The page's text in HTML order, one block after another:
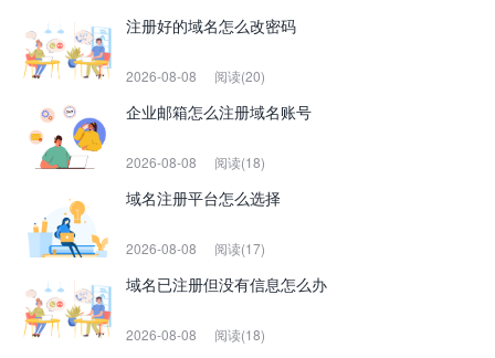
注册好的域名怎么改密码
2026-08-08 阅读(20)
企业邮箱怎么注册域名账号
2026-08-08 阅读(18)
域名注册平台怎么选择
2026-08-08 阅读(17)
域名已注册但没有信息怎么办
2026-08-08 阅读(18)